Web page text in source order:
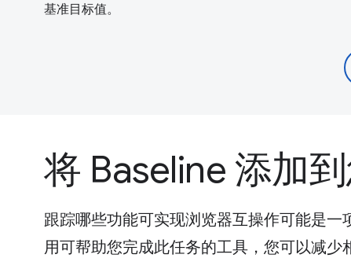
基准目标值。
将 Baseline 添加
跟踪哪些功能可实现浏览器互操作可能是
用可帮助您完成此任务的工具，您可以减少